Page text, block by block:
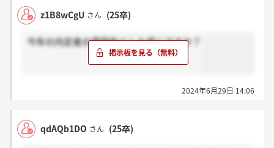
z1B8wCgU さん (25卒)
今年の内定者の雰囲気どんな感じですか？
2024年6月29日 14:06
qdAQb1DO さん (25卒)